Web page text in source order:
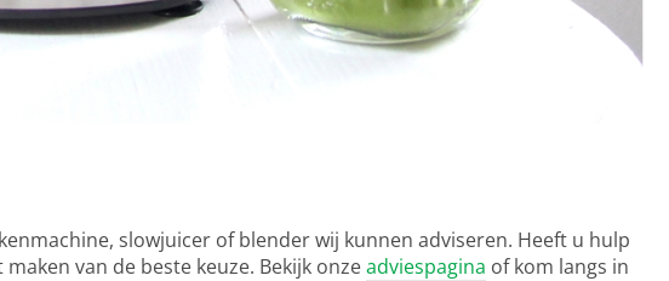
slowjuicer of blender wij kunnen adviseren. Heeft u hulp
van de beste keuze. Bekijk onzeadviespagina of kom langs in